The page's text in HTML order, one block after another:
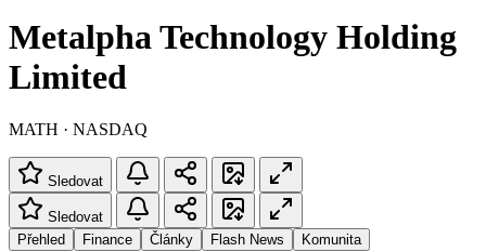
Metalpha Technology Holding
Limited
MATH · NASDAQ
Sledovat
Sledovat
Přehled
Finance Články Flash News Komunita